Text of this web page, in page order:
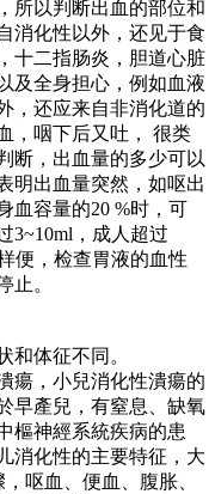
所以判断出血的部位和
消化性以外，还见于食
十二指肠炎，胆道心脏
及全身担心，例如血液
，还应来自非消化道的
，咽下后又吐， 很类
断，出血量的多少可以
明出血量突然，如呕出
血容量的20 %时，可
3~10ml，成人超过
便，检查胃液的血性
止。
和体征不同。
瘍，小兒消化性潰瘍的
早產兒，有窒息、缺氧
樞神經系統疾病的患
消化性的主要特征，大
呕血、便血、腹胀、